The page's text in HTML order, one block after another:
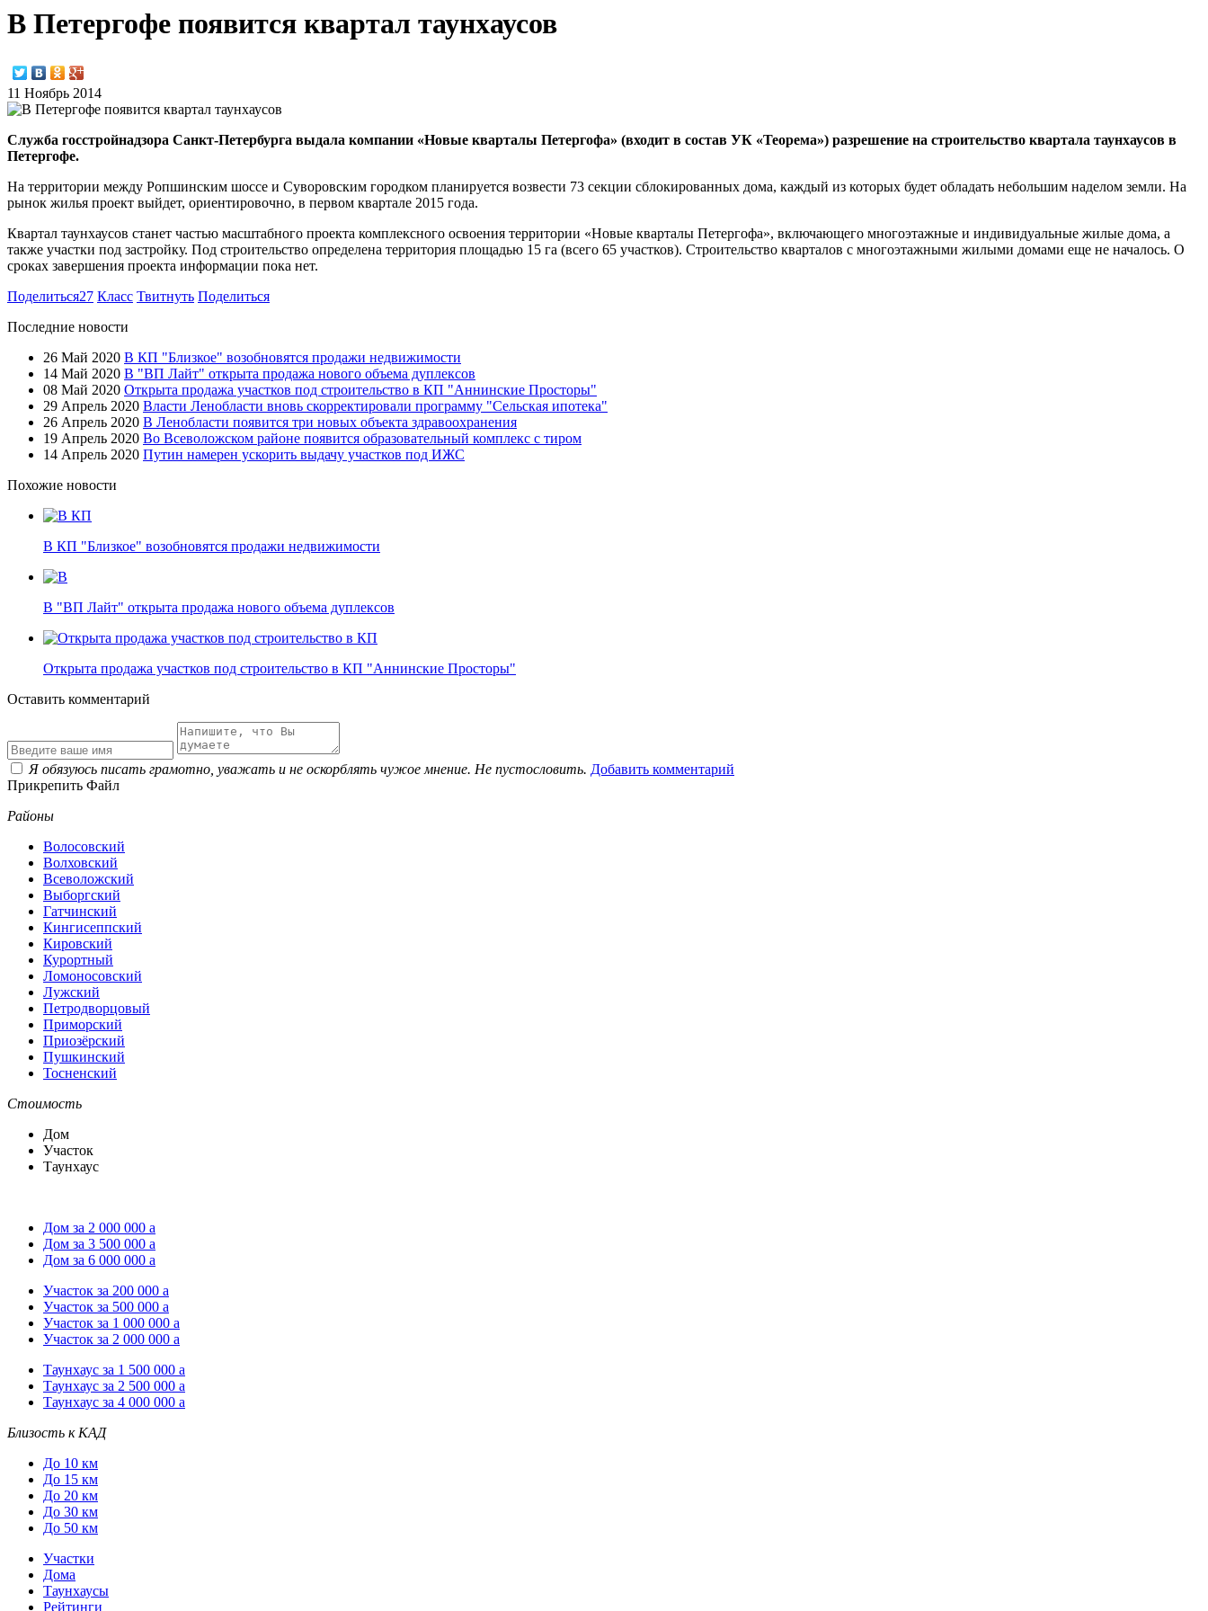
В Петергофе появится квартал таунхаусов
11 Ноябрь 2014
Служба госстройнадзора Санкт-Петербурга выдала компании «Новые кварталы Петергофа» (входит в состав УК «Теорема») разрешение на строительство квартала таунхаусов в
Петергофе.
На территории между Ропшинским шоссе и Суворовским городком планируется возвести 73 секции сблокированных дома, каждый из которых будет обладать небольшим наделом земли. На
рынок жилья проект выйдет, ориентировочно, в первом квартале 2015 года.
Квартал таунхаусов станет частью масштабного проекта комплексного освоения территории «Новые кварталы Петергофа», включающего многоэтажные и индивидуальные жилые дома, а
также участки под застройку. Под строительство определена территория площадью 15 га (всего 65 участков). Строительство кварталов с многоэтажными жилыми домами еще не началось. О
сроках завершения проекта информации пока нет.
Поделиться27 Класс Твитнуть Поделиться
Последние новости
26 Май 2020 В КП "Близкое" возобновятся продажи недвижимости
14 Май 2020 В "ВП Лайт" открыта продажа нового объема дуплексов
08 Май 2020 Открыта продажа участков под строительство в КП "Аннинские Просторы"
29 Апрель 2020 Власти Ленобласти вновь скорректировали программу "Сельская ипотека"
26 Апрель 2020 В Ленобласти появится три новых объекта здравоохранения
19 Апрель 2020 Во Всеволожском районе появится образовательный комплекс с тиром
14 Апрель 2020 Путин намерен ускорить выдачу участков под ИЖС
Похожие новости
В КП "Близкое" возобновятся продажи недвижимости
В "ВП Лайт" открыта продажа нового объема дуплексов
Открыта продажа участков под строительство в КП "Аннинские Просторы"
Оставить комментарий
Я обязуюсь писать грамотно, уважать и не оскорблять чужое мнение. Не пустословить. Добавить комментарий
Прикрепить Файл
Районы
Волосовский
Волховский
Всеволожский
Выборгский
Гатчинский
Кингисеппский
Кировский
Курортный
Ломоносовский
Лужский
Петродворцовый
Приморский
Приозёрский
Пушкинский
Тосненский
Стоимость
Дом
Участок
Таунхаус
Дом за 2 000 000 a
Дом за 3 500 000 a
Дом за 6 000 000 a
Участок за 200 000 a
Участок за 500 000 a
Участок за 1 000 000 a
Участок за 2 000 000 a
Таунхаус за 1 500 000 a
Таунхаус за 2 500 000 a
Таунхаус за 4 000 000 a
Близость к КАД
До 10 км
До 15 км
До 20 км
До 30 км
До 50 км
Участки
Дома
Таунхаусы
Рейтинги